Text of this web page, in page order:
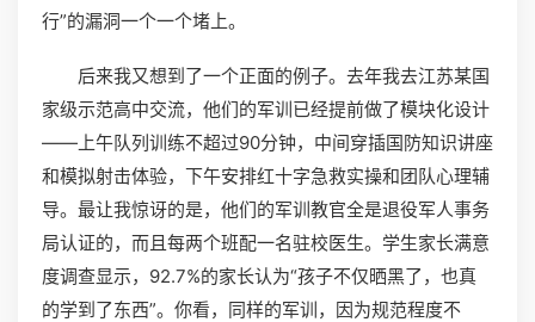
行”的漏洞一个一个堵上。
后来我又想到了一个正面的例子。去年我去江苏某国
家级示范高中交流，他们的军训已经提前做了模块化设计
——上午队列训练不超过90分钟，中间穿插国防知识讲座
和模拟射击体验，下午安排红十字急救实操和团队心理辅
导。最让我惊讶的是，他们的军训教官全是退役军人事务
局认证的，而且每两个班配一名驻校医生。学生家长满意
度调查显示，92.7%的家长认为“孩子不仅晒黑了，也真
的学到了东西”。你看，同样的军训，因为规范程度不